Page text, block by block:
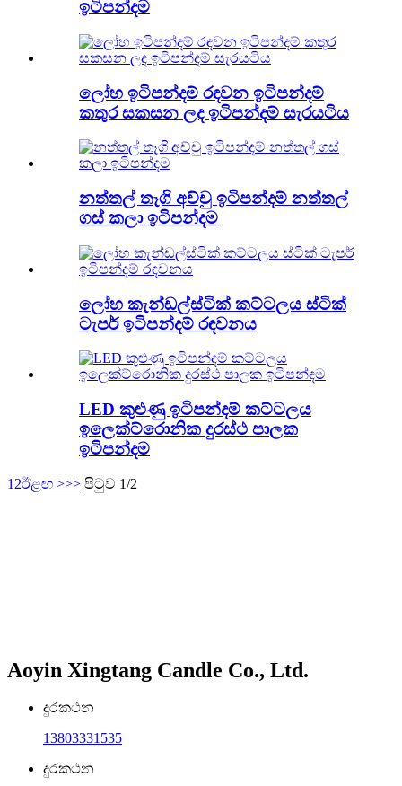
ඉටිපන්දම
ලෝහ ඉටිපන්දම් රඳවන ඉටිපන්දම්
කතුර සකසන ලද ඉටිපන්දම් සැරයටිය
නත්තල් තෑගි අච්චු ඉටිපන්දම් නත්තල්
ගස් කලා ඉටිපන්දම
ලෝහ කැන්ඩල්ස්ටික් කට්ටලය ස්ටික්
ටැපර් ඉටිපන්දම් රඳවනය
LED කුළුණු ඉටිපන්දම් කට්ටලය
ඉලෙක්ට්රොනික දුරස්ථ පාලක
ඉටිපන්දම
1 2ඊළඟ >>> පිටුව 1/2
Aoyin Xingtang Candle Co., Ltd.
දුරකථන
13803331535
දුරකථන